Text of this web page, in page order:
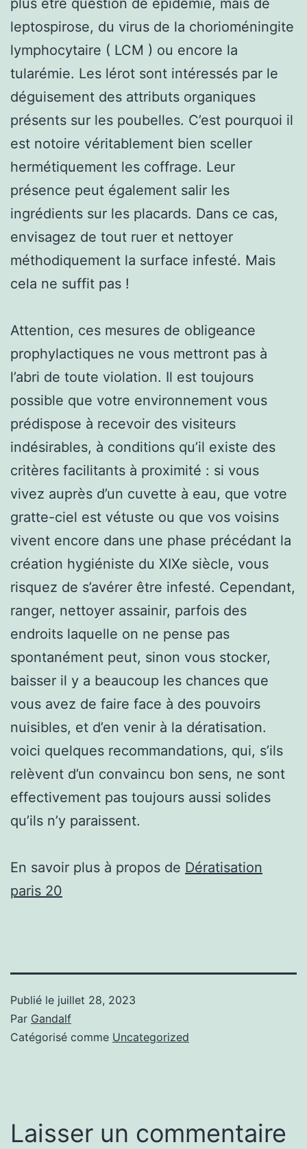
leptospirose, du virus de la chorioméningite
lymphocytaire ( LCM ) ou encore la
tularémie. Les lérot sont intéressés par le
déguisement des attributs organiques
présents sur les poubelles. C’est pourquoi il
est notoire véritablement bien sceller
hermétiquement les coffrage. Leur
présence peut également salir les
ingrédients sur les placards. Dans ce cas,
envisagez de tout ruer et nettoyer
méthodiquement la surface infesté. Mais
cela ne suffit pas !
Attention, ces mesures de obligeance
prophylactiques ne vous mettront pas à
l’abri de toute violation. Il est toujours
possible que votre environnement vous
prédispose à recevoir des visiteurs
indésirables, à conditions qu’il existe des
critères facilitants à proximité : si vous
vivez auprès d’un cuvette à eau, que votre
gratte-ciel est vétuste ou que vos voisins
vivent encore dans une phase précédant la
création hygiéniste du XIXe siècle, vous
risquez de s’avérer être infesté. Cependant,
ranger, nettoyer assainir, parfois des
endroits laquelle on ne pense pas
spontanément peut, sinon vous stocker,
baisser il y a beaucoup les chances que
vous avez de faire face à des pouvoirs
nuisibles, et d’en venir à la dératisation.
voici quelques recommandations, qui, s’ils
relèvent d’un convaincu bon sens, ne sont
effectivement pas toujours aussi solides
qu’ils n’y paraissent.
En savoir plus à propos de Dératisation
paris 20
Publié le juillet 28, 2023
Par Gandalf
Catégorisé comme Uncategorized
Laisser un commentaire